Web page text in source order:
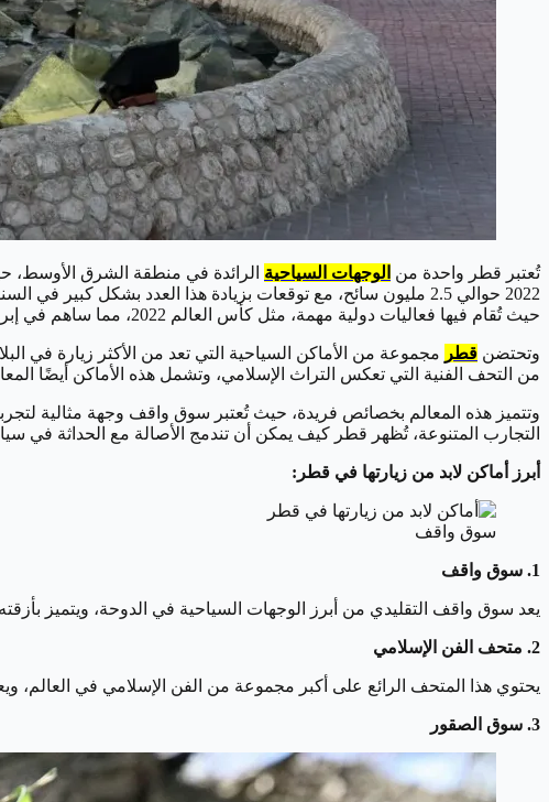
تُعتبر قطر واحدة من الوجهات السياحية الرائدة في منطقة الشرق الأوسط،
2022 حوالي 2.5 مليون سائح، مع توقعات بزيادة هذا العدد بشكل
حيث تُقام فيها فعاليات دولية مهمة، مثل كأس العالم 2022، مما ساهم في إبراز معالمها السياحية المميزة.
وتحتضن قطر مجموعة من الأماكن السياحية التي تعد من الأكثر زيارة في
من التحف الفنية التي تعكس التراث الإسلامي، وتشمل هذه الأماكن أيضًا
وتتميز هذه المعالم بخصائص فريدة، حيث تُعتبر سوق واقف وجهة مثالية
التجارب المتنوعة، تُظهر قطر كيف يمكن أن تندمج الأصالة مع الحداثة في
أبرز أماكن لابد من زيارتها في قطر:
سوق واقف
1. سوق واقف
يعد سوق واقف التقليدي من أبرز الوجهات السياحية في الدوحة، ويتميز بأزقته
2. متحف الفن الإسلامي
يحتوي هذا المتحف الرائع على أكبر مجموعة من الفن الإسلامي في العالم،
3. سوق الصقور